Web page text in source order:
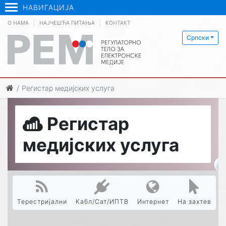
НАВИГАЦИЈА
Српски
О НАМА НАЈЧЕШЋА ПИТАЊА КОНТАКТ
Регистар медијских услуга
Регистар
медијских услуга
Терестријални Кабл/Сат/ИПТВ Интернет На захтев